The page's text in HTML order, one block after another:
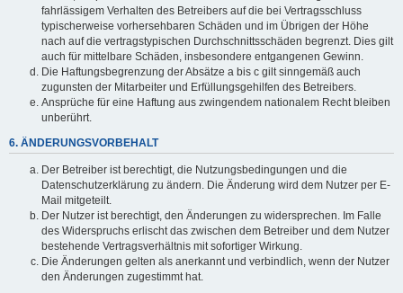
fahrlässigem Verhalten des Betreibers auf die bei Vertragsschluss
typischerweise vorhersehbaren Schäden und im Übrigen der Höhe
nach auf die vertragstypischen Durchschnittsschäden begrenzt. Dies gilt
auch für mittelbare Schäden, insbesondere entgangenen Gewinn.
Die Haftungsbegrenzung der Absätze a bis c gilt sinngemäß auch
zugunsten der Mitarbeiter und Erfüllungsgehilfen des Betreibers.
Ansprüche für eine Haftung aus zwingendem nationalem Recht bleiben
unberührt.
6. ÄNDERUNGSVORBEHALT
Der Betreiber ist berechtigt, die Nutzungsbedingungen und die
Datenschutzerklärung zu ändern. Die Änderung wird dem Nutzer per E-
Mail mitgeteilt.
Der Nutzer ist berechtigt, den Änderungen zu widersprechen. Im Falle
des Widerspruchs erlischt das zwischen dem Betreiber und dem Nutzer
bestehende Vertragsverhältnis mit sofortiger Wirkung.
Die Änderungen gelten als anerkannt und verbindlich, wenn der Nutzer
den Änderungen zugestimmt hat.